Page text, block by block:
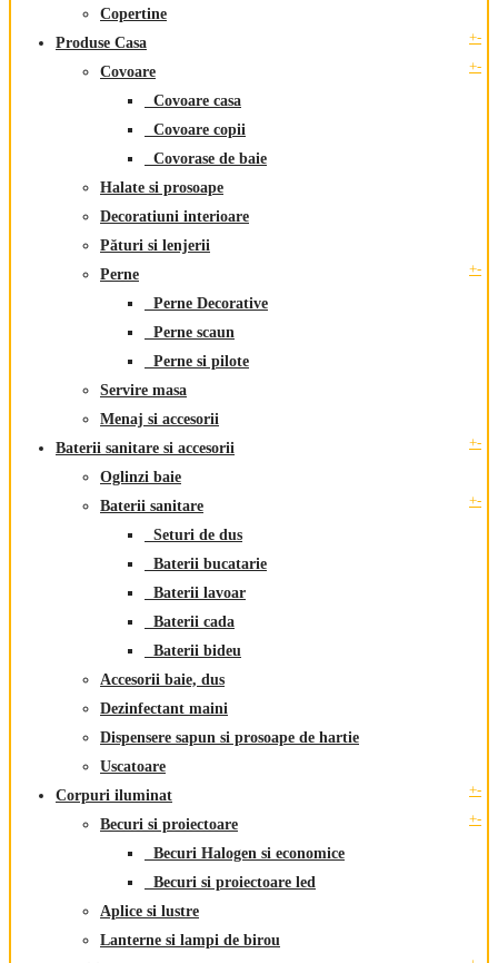
Copertine
Produse Casa
+-
Covoare +-
Covoare casa
Covoare copii
Covorase de baie
Halate si prosoape
Decoratiuni interioare
Pături si lenjerii
Perne
+-
Perne Decorative
Perne scaun
Perne si pilote
Servire masa
Menaj si accesorii
Baterii sanitare si accesorii
+-
Oglinzi baie
Baterii sanitare
+-
Seturi de dus
Baterii bucatarie
Baterii lavoar
Baterii cada
Baterii bideu
Accesorii baie, dus
Dezinfectant maini
Dispensere sapun si prosoape de hartie
Uscatoare
Corpuri iluminat
+-
Becuri si proiectoare +-
Becuri Halogen si economice
Becuri si proiectoare led
Aplice si lustre
Lanterne si lampi de birou